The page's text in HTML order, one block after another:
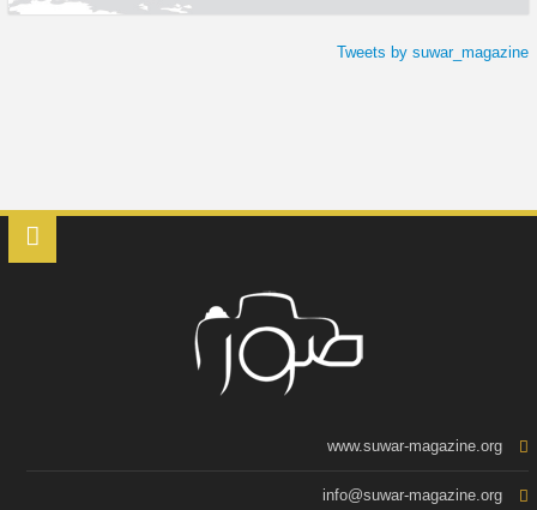
Tweets by suwar_magazine
www.suwar-magazine.org
info@suwar-magazine.org